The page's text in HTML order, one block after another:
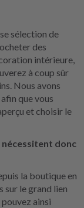
sélection de
des
intérieure,
à coup sûr
Nous avons
que vous
et choisir le
nécessitent donc
la boutique en
sur le grand lien
ainsi